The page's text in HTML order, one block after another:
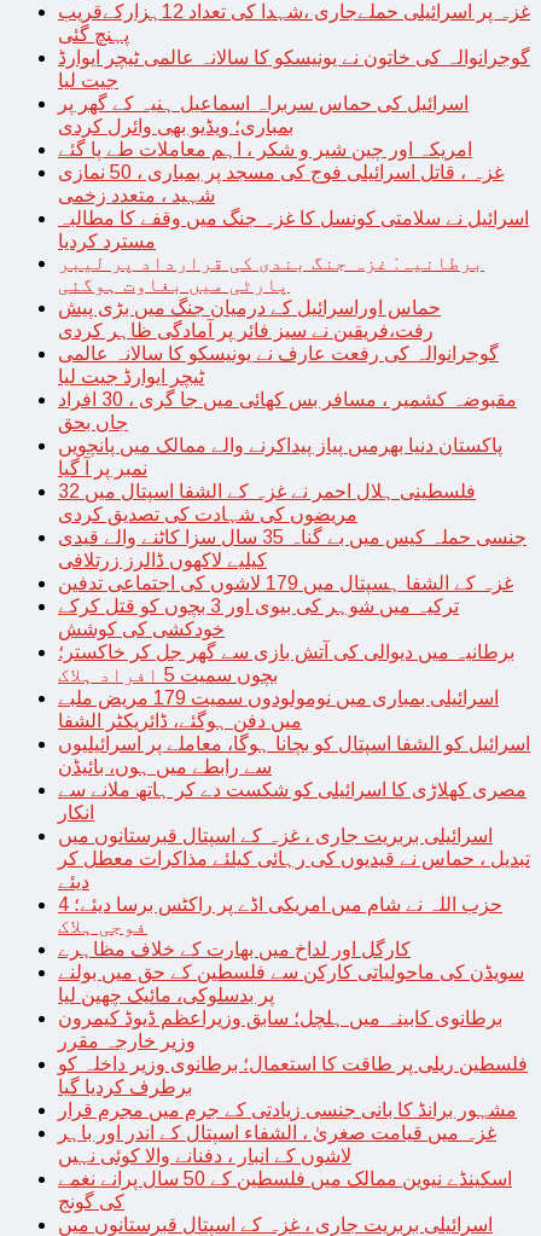
غزہ پر اسرائیلی حملےجاری ،شہدا کی تعداد 12ہزارکےقریب
پہنچ گئی
گوجرانوالہ کی خاتون نے یونیسکو کا سالانہ عالمی ٹیچر ایوارڈ
جیت لیا
اسرائیل کی حماس سربراہ اسماعیل ہنیہ کے گھر پر
بمباری؛ ویڈیو بھی وائرل کردی
امریکہ اور چین شیر و شکر ، اہم معاملات طے پا گئے
غزہ ، قاتل اسرائیلی فوج کی مسجد پر بمباری ، 50 نمازی
شہید ، متعدد زخمی
اسرائیل نے سلامتی کونسل کا غزہ جنگ میں وقفے کا مطالبہ
مسترد کردیا
برطانیہ: غزہ جنگ بندی کی قرارداد پر لیبر
پارٹی میں بغاوت ہوگئی
حماس اوراسرائیل کے درمیان جنگ میں بڑی پیش
رفت،فریقین نے سیز فائر پر آمادگی ظاہر کردی
گوجرانوالہ کی رفعت عارف نے یونیسکو کا سالانہ عالمی
ٹیچر ایوارڈ جیت لیا
مقبوضہ کشمیر ، مسافر بس کھائی میں جا گری ، 30 افراد
جاں بحق
پاکستان دنیا بھرمیں پیاز پیداکرنے والے ممالک میں پانچویں
نمبر پر آ گیا
فلسطینی ہلال احمر نے غزہ کے الشفا اسپتال میں 32
مریضوں کی شہادت کی تصدیق کردی
جنسی حملہ کیس میں بے گناہ 35 سال سزا کاٹنے والے قیدی
کیلیے لاکھوں ڈالرز زرتلافی
غزہ کے الشفا ہسپتال میں 179 لاشوں کی اجتماعی تدفین
ترکیہ میں شوہر کی بیوی اور 3 بچوں کو قتل کرکے
خودکشی کی کوشش
برطانیہ میں دیوالی کی آتش بازی سے گھر جل کر خاکستر؛
بچوں سمیت 5 افراد ہلاک
اسرائیلی بمباری میں نومولودوں سمیت 179 مریض ملبے
میں دفن ہوگئے، ڈائریکٹر الشفا
اسرائیل کو الشفا اسپتال کو بچانا ہوگا، معاملے پر اسرائیلیوں
سے رابطے میں ہوں، بائیڈن
مصری کھلاڑی کا اسرائیلی کو شکست دے کر ہاتھ ملانے سے
انکار
اسرائیلی بربریت جاری ، غزہ کے اسپتال قبرستانوں میں
تبدیل ، حماس نے قیدیوں کی رہائی کیلئے مذاکرات معطل کر
دیئے
حزب اللہ نے شام میں امریکی اڈے پر راکٹس برسا دیئے؛ 4
فوجی ہلاک
کارگل اور لداخ میں بھارت کے خلاف مظاہرے
سویڈن کی ماحولیاتی کارکن سے فلسطین کے حق میں بولنے
پر بدسلوکی، مائیک چھین لیا
برطانوی کابینہ میں ہلچل؛ سابق وزیراعظم ڈیوڈ کیمرون
وزیر خارجہ مقرر
فلسطین ریلی پر طاقت کا استعمال؛ برطانوی وزیر داخلہ کو
برطرف کردیا گیا
مشہور برانڈ کا بانی جنسی زیادتی کے جرم میں مجرم قرار
غزہ میں قیامت صغریٰ ، الشفاء اسپتال کے اندر اور باہر
لاشوں کے انبار ، دفنانے والا کوئی نہیں
اسکینڈے نیوین ممالک میں فلسطین کے 50 سال پرانے نغمے
کی گونج
اسرائیلی بربریت جاری ، غزہ کے اسپتال قبرستانوں میں